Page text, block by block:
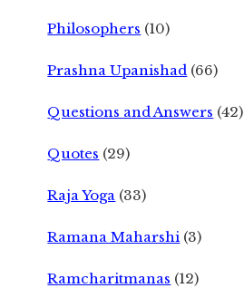
Philosophers (10)
Prashna Upanishad (66)
Questions and Answers (42)
Quotes (29)
Raja Yoga (33)
Ramana Maharshi (3)
Ramcharitmanas (12)